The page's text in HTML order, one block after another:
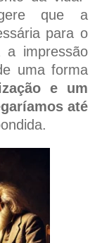
que a
para o
a impressão
uma forma
e um
até